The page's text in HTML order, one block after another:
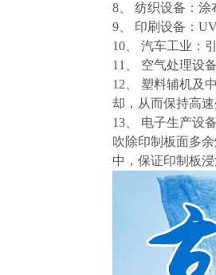
8、 纺织设备：
9、 印刷设备：
10、 汽车工业：
11、 空气处理设
12、 塑料辅机及
却，从而保持高
13、 电子生产设
吹除印制板面多
中，保证印制板